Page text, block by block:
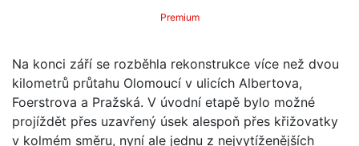
Premium
Na konci září se rozběhla rekonstrukce více než dvou
kilometrů průtahu Olomoucí v ulicích Albertova,
Foerstrova a Pražská. V úvodní etapě bylo možné
projíždět přes uzavřený úsek alespoň přes křižovatky
v kolmém směru, nyní ale jednu z nejvytíženějších